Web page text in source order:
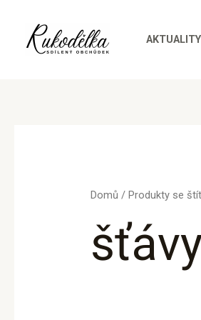
obsah
AKTUALITY
Domů / Produkty se